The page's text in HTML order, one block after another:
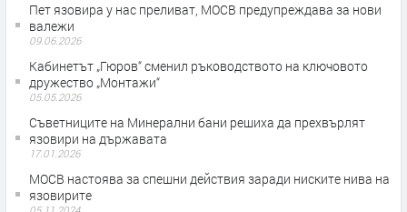
Пет язовира у нас преливат, МОСВ предупреждава за нови
валежи
09.06.2026
Кабинетът „Гюров“ сменил ръководството на ключовото
дружество „Монтажи“
05.05.2026
Съветниците на Минерални бани решиха да прехвърлят
язовири на държавата
17.01.2026
МОСВ настоява за спешни действия заради ниските нива на
язовирите